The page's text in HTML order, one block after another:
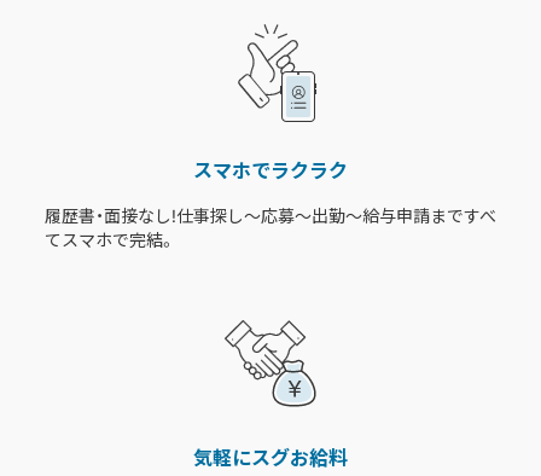
スマホでラクラク
履歴書・面接なし!仕事探し〜応募〜出勤〜給与申請まですべ
てスマホで完結。
気軽にスグお給料